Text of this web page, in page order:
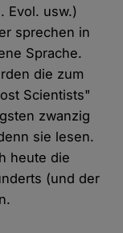
Evol. usw.)
sprechen in
Sprache.
die zum
Scientists"
zwanzig
sie lesen.
heute die
(und der